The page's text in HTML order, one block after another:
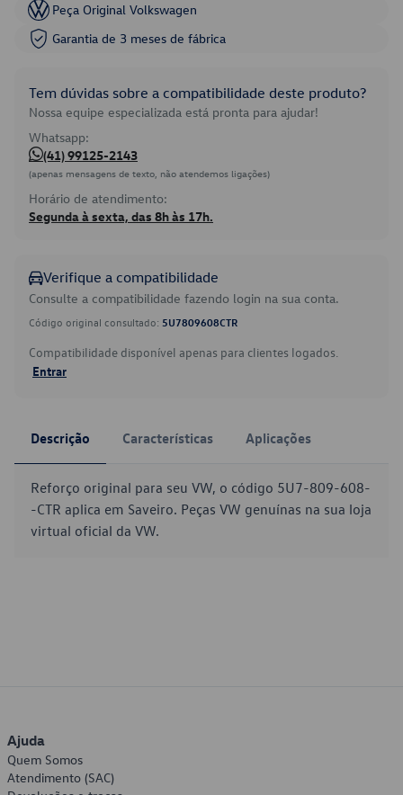
Peça Original Volkswagen
Garantia de 3 meses de fábrica
Tem dúvidas sobre a compatibilidade deste produto?
Nossa equipe especializada está pronta para ajudar!
Whatsapp:
(41) 99125-2143
(apenas mensagens de texto, não atendemos ligações)
Horário de atendimento:
Segunda à sexta, das 8h às 17h.
Verifique a compatibilidade
Consulte a compatibilidade fazendo login na sua conta.
Código original consultado: 5U7809608CTR
Compatibilidade disponível apenas para clientes logados.
Entrar
Descrição Características Aplicações
Reforço original para seu VW, o código 5U7-809-608-
-CTR aplica em Saveiro. Peças VW genuínas na sua loja
virtual oficial da VW.
Ajuda
Quem Somos
Atendimento (SAC)